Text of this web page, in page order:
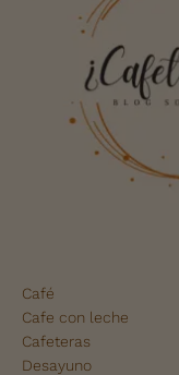
Café
Cafe con leche
Cafeteras
Desayuno